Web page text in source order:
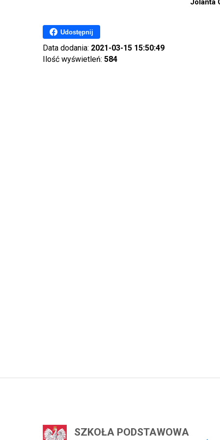
Jolanta
Udostępnij
Data dodania: 2021-03-15 15:50:49
Ilość wyświetleń: 584
SZKOŁA PODSTAWOWA